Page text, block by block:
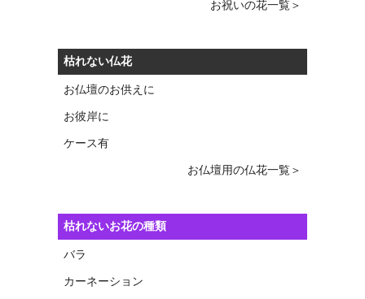
お祝いの花一覧＞
枯れない仏花
お仏壇のお供えに
お彼岸に
ケース有
お仏壇用の仏花一覧＞
枯れないお花の種類
バラ
カーネーション